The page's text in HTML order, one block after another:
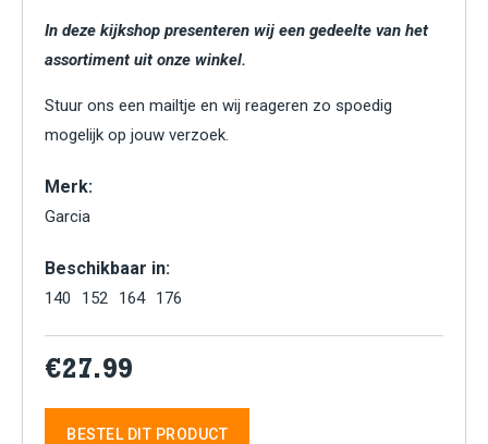
In deze kijkshop presenteren wij een gedeelte van het
assortiment uit onze winkel.
Stuur ons een mailtje en wij reageren zo spoedig
mogelijk op jouw verzoek.
Merk:
Garcia
Beschikbaar in:
140 152 164 176
€27.99
BESTEL DIT PRODUCT